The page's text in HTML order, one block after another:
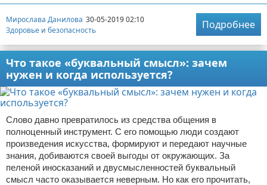
Мирослава Данилова 30-05-2019 02:10
Здоровье и безопасность
Подробнее
Что такое «буквальный смысл»: зачем
нужен и когда используется?
Слово давно превратилось из средства общения в
полноценный инструмент. С его помощью люди создают
произведения искусства, формируют и передают научные
знания, добиваются своей выгоды от окружающих. За
пеленой иносказаний и двусмысленностей буквальный
смысл часто оказывается неверным. Но как его прочитать,